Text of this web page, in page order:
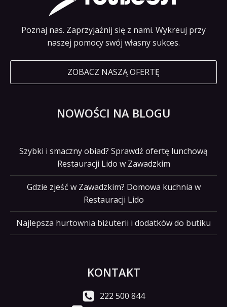
Poznaj nas. Zaprzyjaźnij się z nami. Wykreuj przy
naszej pomocy swój własny sukces.
ZOBACZ NASZĄ OFERTĘ
NOWOŚCI NA BLOGU
Szybki i smaczny obiad? Sprawdź ofertę lunchową
Restauracji Lido w Zawadzkim
Gdzie zjeść w Zawadzkim? Domowa kuchnia w
Restauracji Lido
Najlepsza hurtownia biżuterii i dodatków do butiku
KONTAKT
222 500 844